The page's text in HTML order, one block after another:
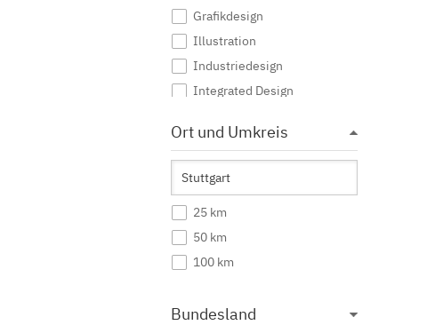
Grafikdesign
Illustration
Industriedesign
Integrated Design
Journalismus
Kommunikationsdesign
Kommunikationsmanagement
Kommunikationswissenschaft
Kreatives Schreiben
Kunst
Kunstgeschichte
Ort und Umkreis
25 km
50 km
100 km
Bundesland